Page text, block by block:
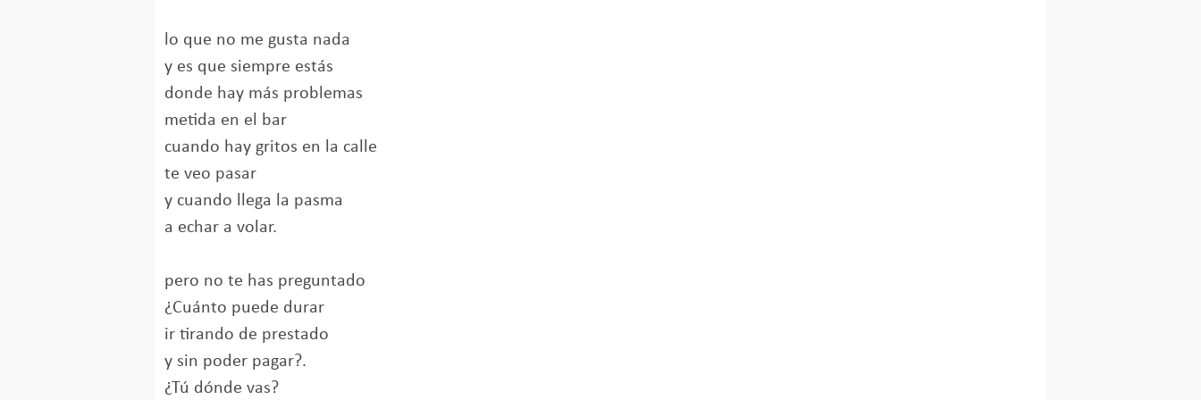
lo que no me gusta nada
y es que siempre estás
donde hay más problemas
metida en el bar
cuando hay gritos en la calle
te veo pasar
y cuando llega la pasma
a echar a volar.
pero no te has preguntado
¿Cuánto puede durar
ir tirando de prestado
y sin poder pagar?.
¿Tú dónde vas?